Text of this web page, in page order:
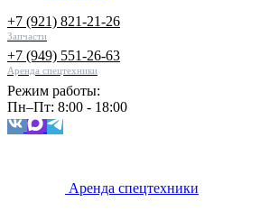
+7 (921) 821-21-26
Запчасти
+7 (949) 551-26-63
Аренда спецтехники
Режим работы:
Пн–Пт: 8:00 - 18:00
Аренда спецтехники